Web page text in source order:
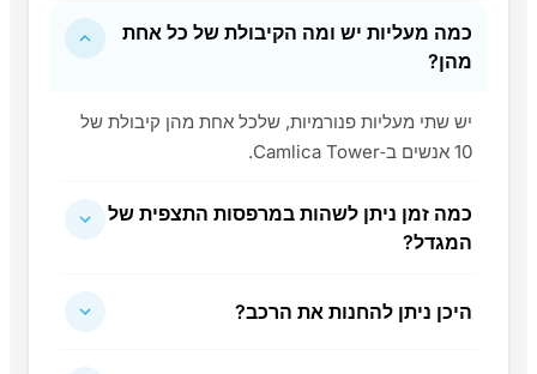
כמה מעליות יש ומה הקיבולת של כל אחת
מהן?
יש שתי מעליות פנורמיות, שלכל אחת מהן קיבולת של
10 אנשים ב‑Camlica Tower.
כמה זמן ניתן לשהות במרפסות התצפית של
המגדל?
היכן ניתן להחנות את הרכב?